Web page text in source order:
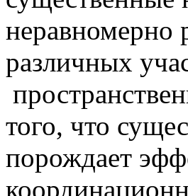
неравномерно
различных
того, что
порождает